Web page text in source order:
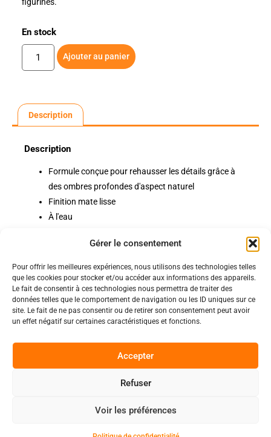
Gérer le consentement
Pour offrir les meilleures expériences, nous utilisons des technologies telles
que les cookies pour stocker et/ou accéder aux informations des appareils.
Le fait de consentir à ces technologies nous permettra de traiter des
données telles que le comportement de navigation ou les ID uniques sur ce
site. Le fait de ne pas consentir ou de retirer son consentement peut avoir
un effet négatif sur certaines caractéristiques et fonctions.
Accepter
Refuser
Voir les préférences
En stock
Ajouter au panier
Description
Description
Formule conçue pour rehausser les détails grâce à
des ombres profondes d'aspect naturel
Finition mate lisse
À l'eau
Nos pages
Nos évènements
Nous contacter
Politiques
Politique de confidentialité
Nos conditions de vente et livraison
Code de conduite